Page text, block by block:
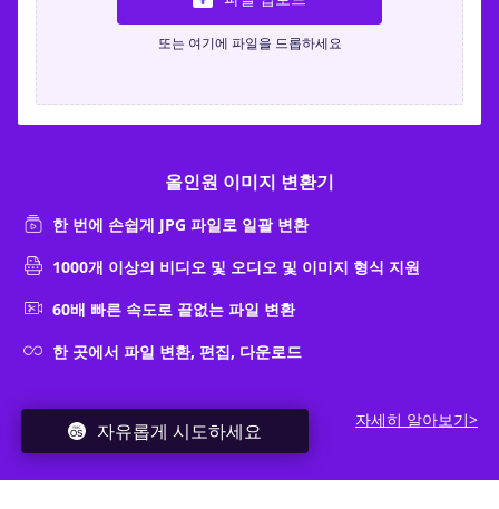
또는 여기에 파일을 드롭하세요
올인원 이미지 변환기
한 번에 손쉽게 JPG 파일로 일괄 변환
1000개 이상의 비디오 및 오디오 및 이미지 형식 지원
60배 빠른 속도로 끝없는 파일 변환
한 곳에서 파일 변환, 편집, 다운로드
자유롭게 시도하세요
자세히 알아보기>